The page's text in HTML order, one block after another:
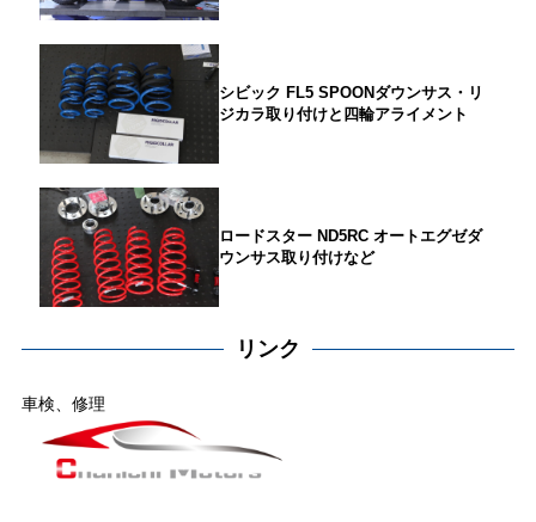
シビック FL5 SPOONダウンサス・リ
ジカラ取り付けと四輪アライメント
ロードスター ND5RC オートエグゼダ
ウンサス取り付けなど
リンク
車検、修理